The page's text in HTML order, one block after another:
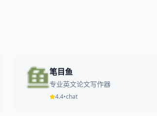
笔目鱼
专业英文论文写作器
4.4•chat